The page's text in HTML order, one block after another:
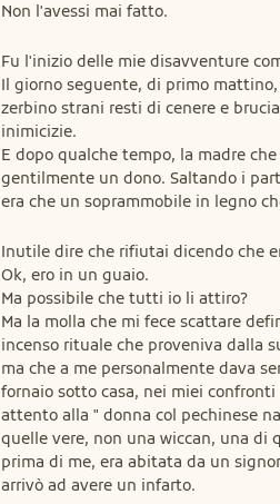
Non l'avessi mai fatto.
Fu l'inizio delle mie disavventure
Il giorno seguente, di primo
zerbino strani resti di cenere e
inimicizie.
E dopo qualche tempo, la madre
gentilmente un dono. Saltando i
era che un soprammobile in legno
Inutile dire che rifiutai dicendo che
Ok, ero in un guaio.
Ma possibile che tutti io li attiro?
Ma la molla che mi fece scattare
incenso rituale che proveniva dalla
ma che a me personalmente dava
fornaio sotto casa, nei miei
attento alla " donna col pechinese
quelle vere, non una wiccan, una di
prima di me, era abitata da un
arrivò ad avere un infarto.